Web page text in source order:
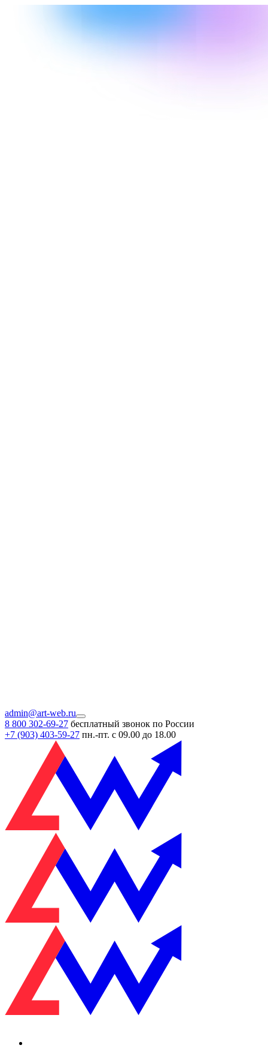
admin@art-web.ru
8 800 302-69-27 бесплатный звонок по России
+7 (903) 403-59-27 пн.-пт. с 09.00 до 18.00